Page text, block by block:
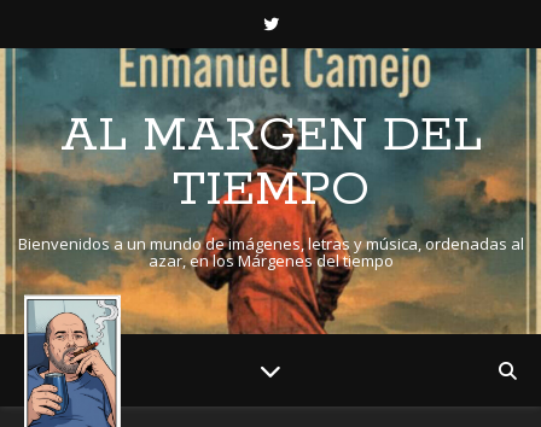
AL MARGEN DEL
TIEMPO
Bienvenidos a un mundo de imágenes, letras y música, ordenadas al
azar, en los Márgenes del tiempo